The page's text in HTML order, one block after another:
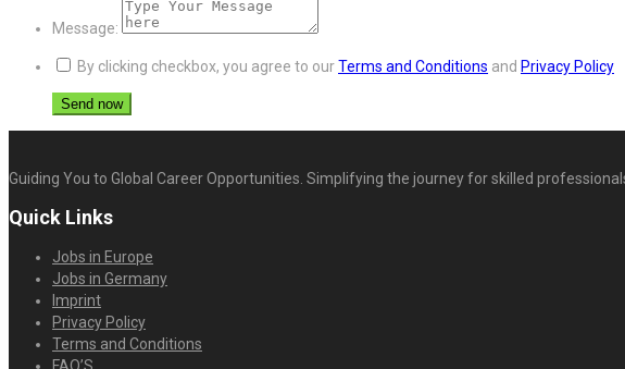
Message:
By clicking checkbox, you agree to ourTerms and Conditions and Privacy Policy
Guiding You to Global Career Opportunities. Simplifying the journey for skilled
Quick Links
Jobs in Europe
Jobs in Germany
Imprint
Privacy Policy
Terms and Conditions